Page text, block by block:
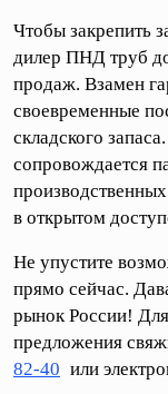
Чтобы закрепить
дилер ПНД труб
продаж. Взамен
своевременные
складского
сопровождается
в открытом
Не упустите
прямо сейчас.
рынок России!
предложения
82-40 или